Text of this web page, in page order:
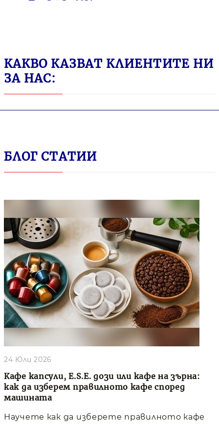
КАКВО КАЗВАТ КЛИЕНТИТЕ НИ
ЗА НАС:
БЛОГ СТАТИИ
Кафе капсули, E.S.E. дози или кафе на зърна:
как да изберем правилното кафе според
машината
24 Юли 2026
Научете как да изберете правилното кафе